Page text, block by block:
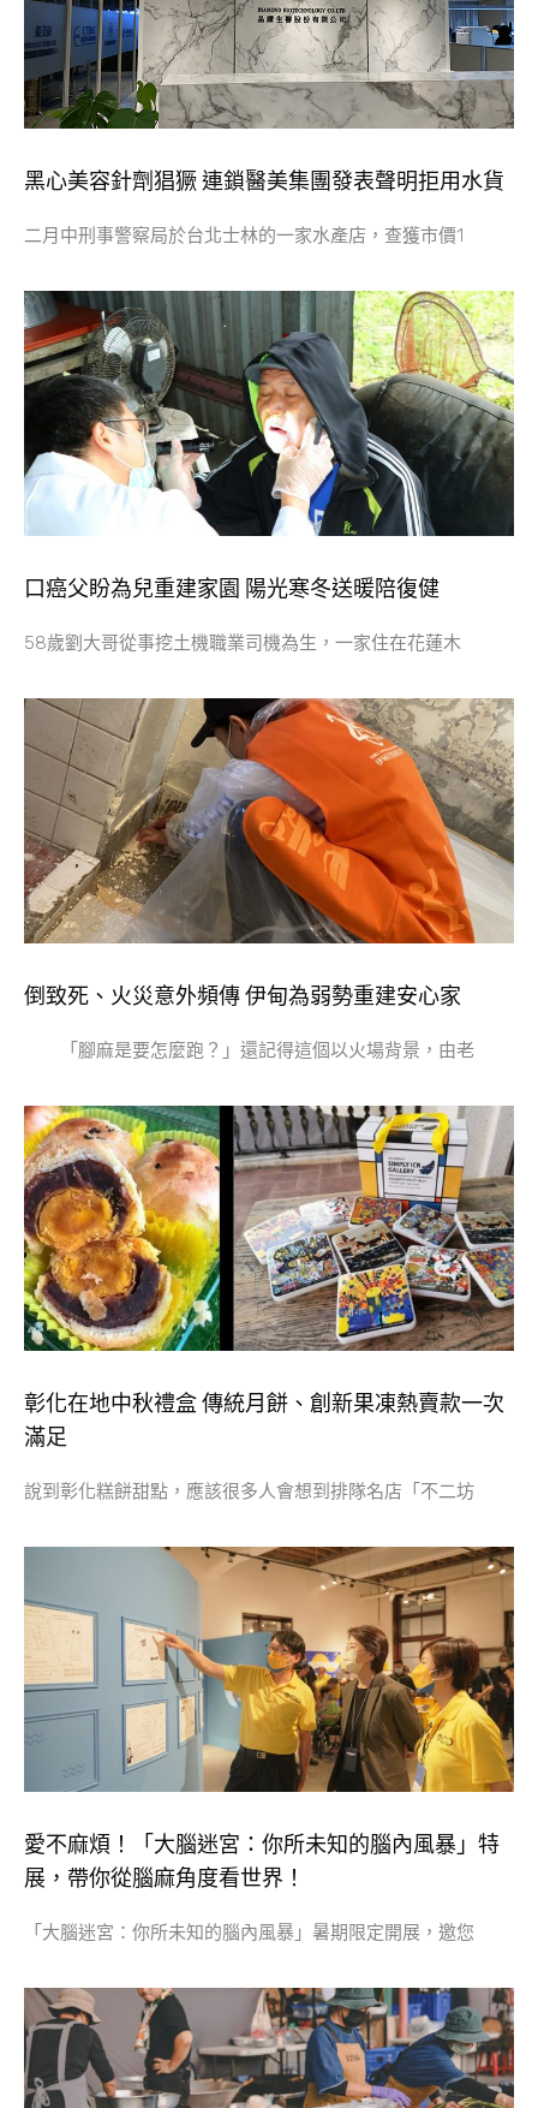
黑心美容針劑猖獗 連鎖醫美集團發表聲明拒用水貨
二月中刑事警察局於台北士林的一家水產店，查獲市價1
口癌父盼為兒重建家園 陽光寒冬送暖陪復健
58歲劉大哥從事挖土機職業司機為生，一家住在花蓮木
倒致死、火災意外頻傳 伊甸為弱勢重建安心家
「腳麻是要怎麼跑？」還記得這個以火場背景，由老
彰化在地中秋禮盒 傳統月餅、創新果凍熱賣款一次
滿足
說到彰化糕餅甜點，應該很多人會想到排隊名店「不二坊
愛不麻煩！「大腦迷宮：你所未知的腦內風暴」特
展，帶你從腦麻角度看世界！
「大腦迷宮：你所未知的腦內風暴」暑期限定開展，邀您